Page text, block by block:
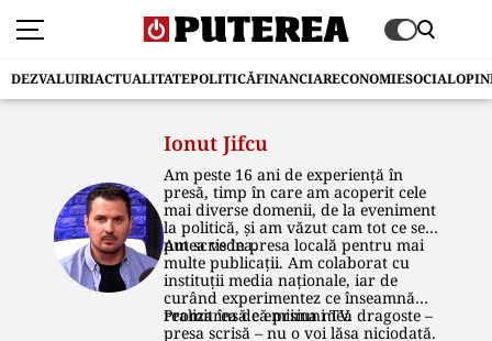
DEZVALUIRIACTUALITATEPOLITICĂFINANCIARECONOMIESOCIAL
Ionut Jifcu
Am peste 16 ani de experiență în
presă, timp în care am acoperit cele
mai diverse domenii, de la eveniment
la politică, și am văzut cam tot ce se
putea vedea.
Am scris în presa locală pentru mai
multe publicaţii. Am colaborat cu
instituţii media naţionale, iar de
curând experimentez ce înseamnă
realizarea de emisiuni TV.
Promit însă că prima mea dragoste –
presa scrisă – nu o voi lăsa niciodată.